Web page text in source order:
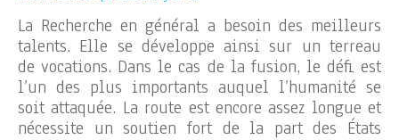
La Recherche en général a besoin des meilleurs
talents. Elle se développe ainsi sur un terreau
de vocations. Dans le cas de la fusion, le défi est
l’un des plus importants auquel l’humanité se
soit attaquée. La route est encore assez longue et
nécessite un soutien fort de la part des États